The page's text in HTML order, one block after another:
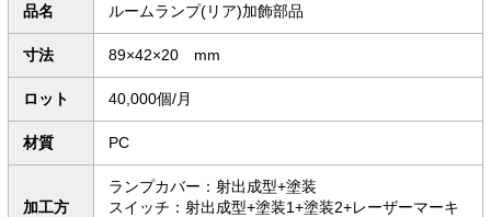
品名 ルームランプ(リア)加飾部品
寸法 89×42×20 mm
ロット 40,000個/月
材質 PC
加工方
ランプカバー：射出成型+塗装
スイッチ：射出成型+塗装1+塗装2+レーザーマーキ